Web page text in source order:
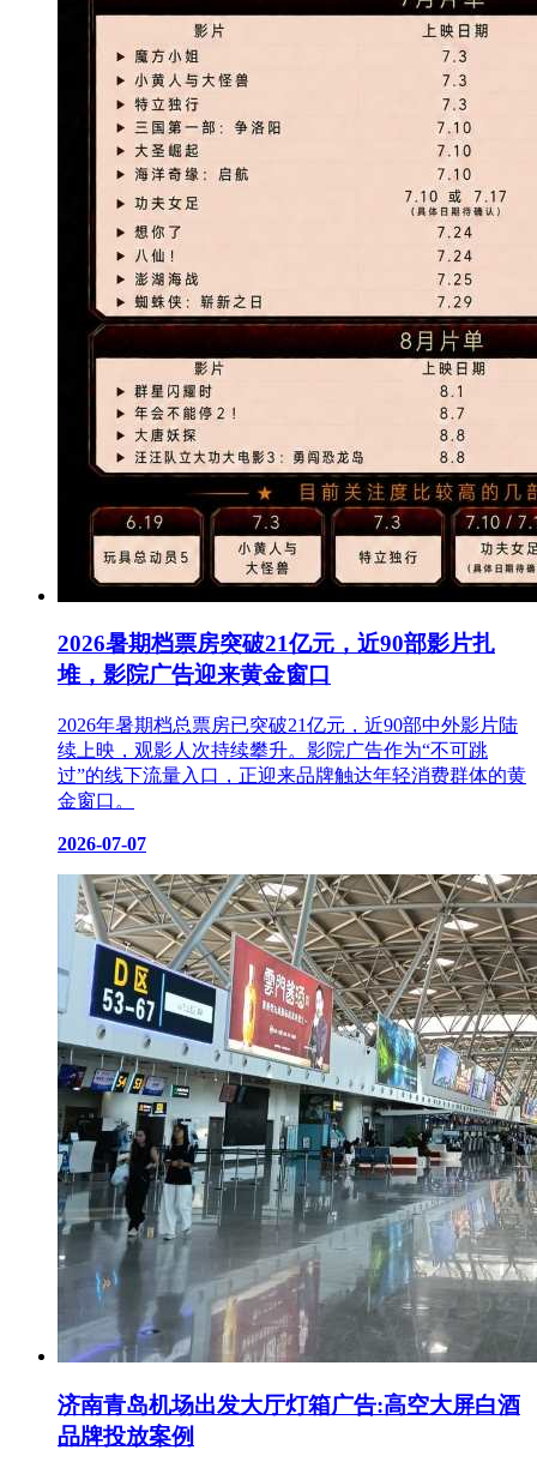
2026暑期档票房突破21亿元，近90部影片扎
堆，影院广告迎来黄金窗口
2026年暑期档总票房已突破21亿元，近90部中外影片陆
续上映，观影人次持续攀升。影院广告作为“不可跳
过”的线下流量入口，正迎来品牌触达年轻消费群体的黄
金窗口。
2026-07-07
济南青岛机场出发大厅灯箱广告:高空大屏白酒
品牌投放案例